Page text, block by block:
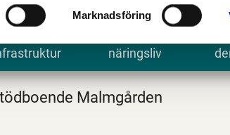
Marknadsföring
näringsliv
Malmgården